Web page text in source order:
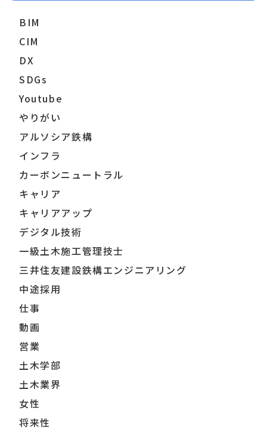
BIM
CIM
DX
SDGs
Youtube
やりがい
アルソシア鉄構
インフラ
カーボンニュートラル
キャリア
キャリアアップ
デジタル技術
一級土木施工管理技士
三井住友建設鉄構エンジニアリング
中途採用
仕事
動画
営業
土木学部
土木業界
女性
将来性